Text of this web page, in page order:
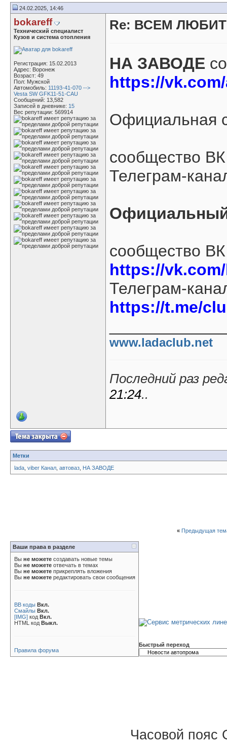
24.02.2025, 14:46
bokareff
Технический специалист
Кузов и система отопления
Регистрация: 15.02.2013
Адрес: Воронеж
Возраст: 49
Пол: Мужской
Автомобиль: 11193-41-070 -->
Vesta SW GFK11-51-CAU
Сообщений: 13,582
Записей в дневнике: 15
Вес репутации: 569914
Re: ВСЕМ
НА ЗАВОДЕ
https://
Официальная
сообщество
Телеграм-
Официальный
сообщество ВК
https://
Телеграм-
https://t.me/
www.ladaclub.net
Последний раз
21:24..
Метки
lada viber Канал автоваз НА ЗАВОДЕ
« Предыдущая
Ваши права в разделе
Вы не можете создавать новые темы
Вы не можете отвечать в темах
Вы не можете прикреплять вложения
Вы не можете редактировать свои сообщения
BB коды Вкл.
Смайлы Вкл.
[IMG] код Вкл.
HTML код Выкл.
Правила форума
Быстрый переход
Часовой пояс